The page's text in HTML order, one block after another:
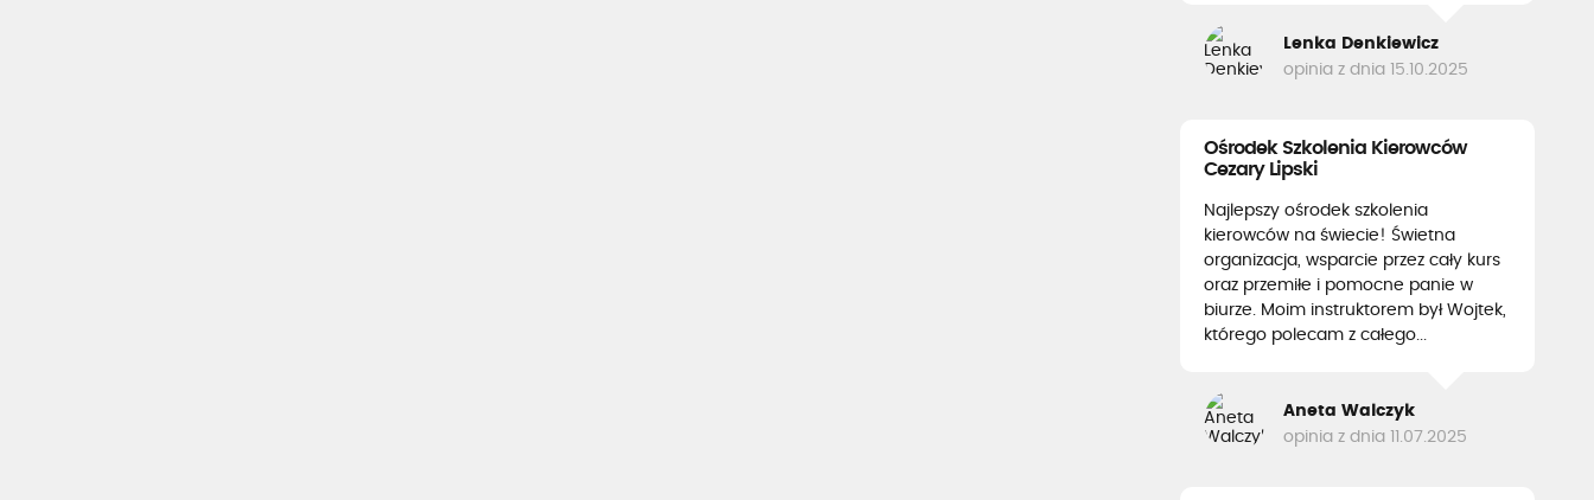
Lenka Denkiewicz
opinia z dnia 15.10.2025
Ośrodek Szkolenia Kierowców
Cezary Lipski
Najlepszy ośrodek szkolenia
kierowców na świecie! Świetna
organizacja, wsparcie przez cały kurs
oraz przemiłe i pomocne panie w
biurze. Moim instruktorem był Wojtek,
którego polecam z całego...
Aneta Walczyk
opinia z dnia 11.07.2025